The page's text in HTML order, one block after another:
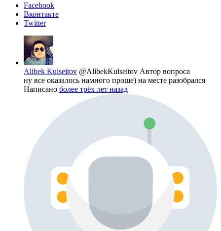
Facebook
Вконтакте
Twitter
Alibek Kulseitov @AlibekKulseitov Автор вопроса
ну все оказалось намного проще) на месте разобрался
Написано более трёх лет назад